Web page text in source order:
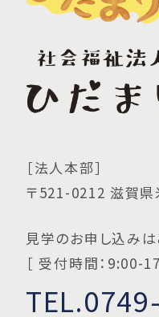
［法人本部］
〒521-0212 滋賀
見学のお申し込みは
［ 受付時間：9:00-